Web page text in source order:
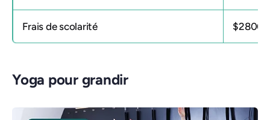
Frais de scolarité $2800
Yoga pour grandir